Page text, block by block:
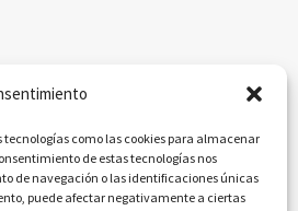
como las cookies para almacenar
de estas tecnologías nos
de navegación o las identificaciones únicas
puede afectar negativamente a ciertas